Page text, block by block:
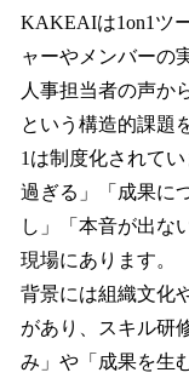
KAKEAIは1on1ツ
ャーやメンバーの
人事担当者の声か
という構造的課題
1は制度化されて
過ぎる」「成果に
し」「本音が出な
現場にあります。
背景には組織文化
があり、スキル研
み」や「成果を生